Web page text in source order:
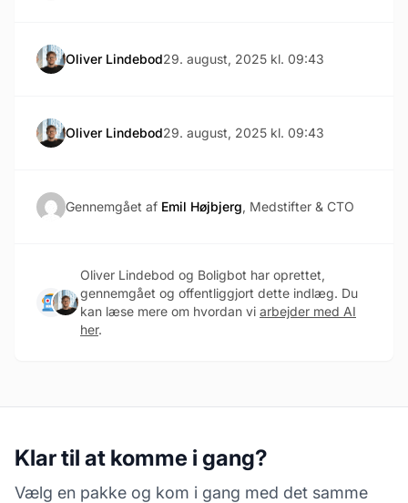
Oliver Lindebod29. august, 2025 kl. 09:43
Oliver Lindebod29. august, 2025 kl. 09:43
Gennemgået af Emil Højbjerg, Medstifter & CTO
Oliver Lindebod og Boligbot har oprettet,
gennemgået og offentliggjort dette indlæg. Du
kan læse mere om hvordan vi arbejder med AI
her.
Klar til at komme i gang?
Vælg en pakke og kom i gang med det samme